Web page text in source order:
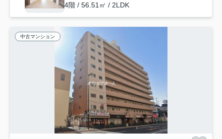
4階 / 56.51㎡ / 2LDK
中古マンション